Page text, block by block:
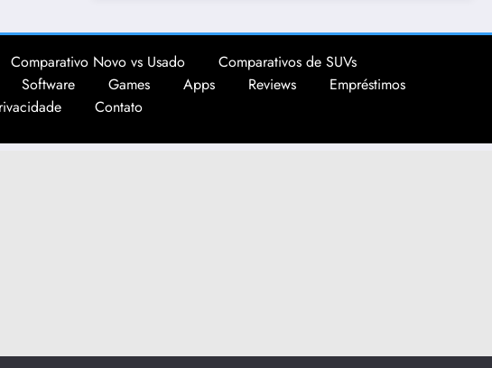
Comparativo Novo vs Usado
Comparativos de SUVs
Software Games Apps Reviews
Empréstimos
Contato